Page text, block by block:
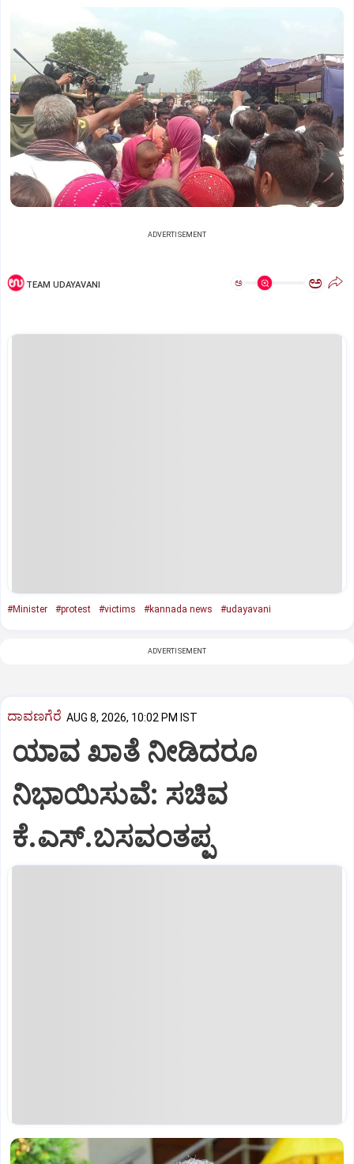
ADVERTISEMENT
TEAM UDAYAVANI ಅ ಅ
#Minister #protest #victims #kannada news #udayavani
ADVERTISEMENT
ದಾವಣಗೆರೆ AUG 8, 2026, 10:02 PM IST
ಯಾವ ಖಾತೆ ನೀಡಿದರೂ
ನಿಭಾಯಿಸುವೆ: ಸಚಿವ
ಕೆ.ಎಸ್.ಬಸವಂತಪ್ಪ